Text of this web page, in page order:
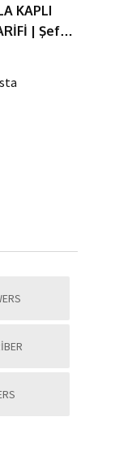
KAPLI
| Şef
Pratik ve